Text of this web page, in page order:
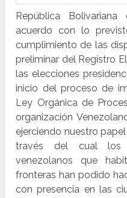
República
acuerdo con lo
cumplimiento de las
preliminar del Registro
las elecciones
inicio del proceso de
Ley Orgánica de
organización
ejerciendo nuestro
través del cual los
venezolanos que
fronteras han podido
con presencia en las